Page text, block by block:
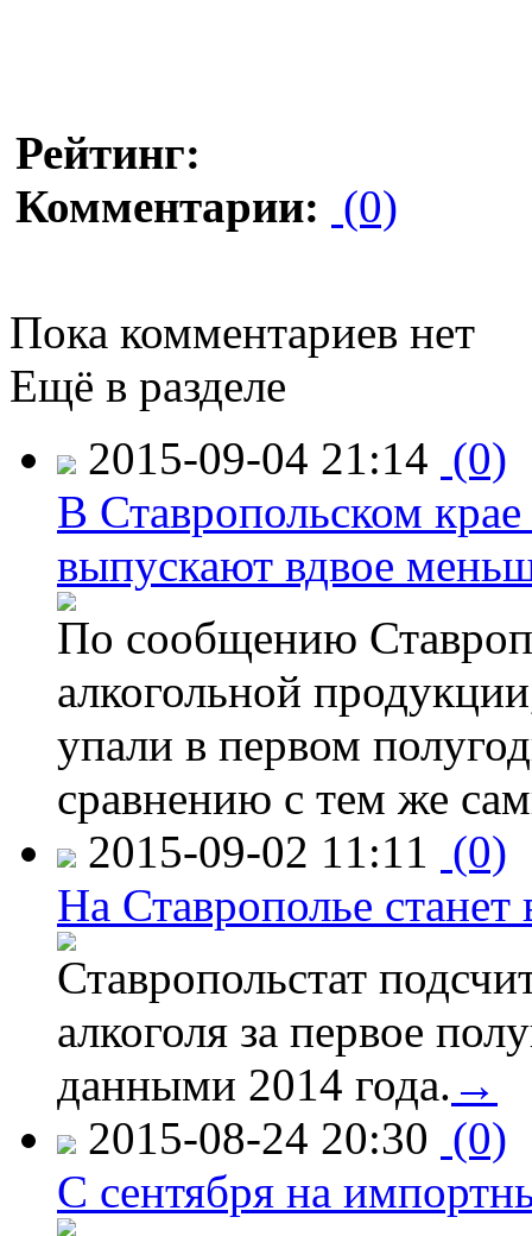
Рейтинг:
Комментарии: (0)
Пока комментариев нет
Ещё в разделе
2015-09-04 21:14 (0)
В Ставропольском
выпускают вдвое
По сообщению
алкогольной
упали в первом
сравнению с тем же
2015-09-02 11:11 (0)
На Ставрополье
Ставропольстат
алкоголя за первое
данными 2014 года. →
2015-08-24 20:30 (0)
C сентября на